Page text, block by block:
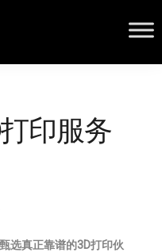
印服务
选真正靠谱的3D打印伙